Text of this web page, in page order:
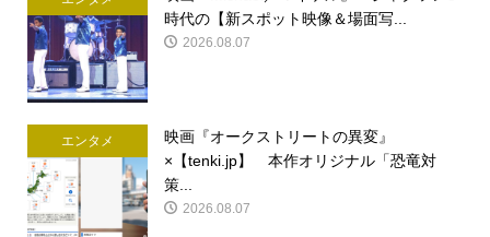
時代の【新スポット映像＆場面写...
2026.08.07
エンタメ
映画『オークストリートの異変』
×【tenki.jp】 本作オリジナル「恐竜対
策...
2026.08.07